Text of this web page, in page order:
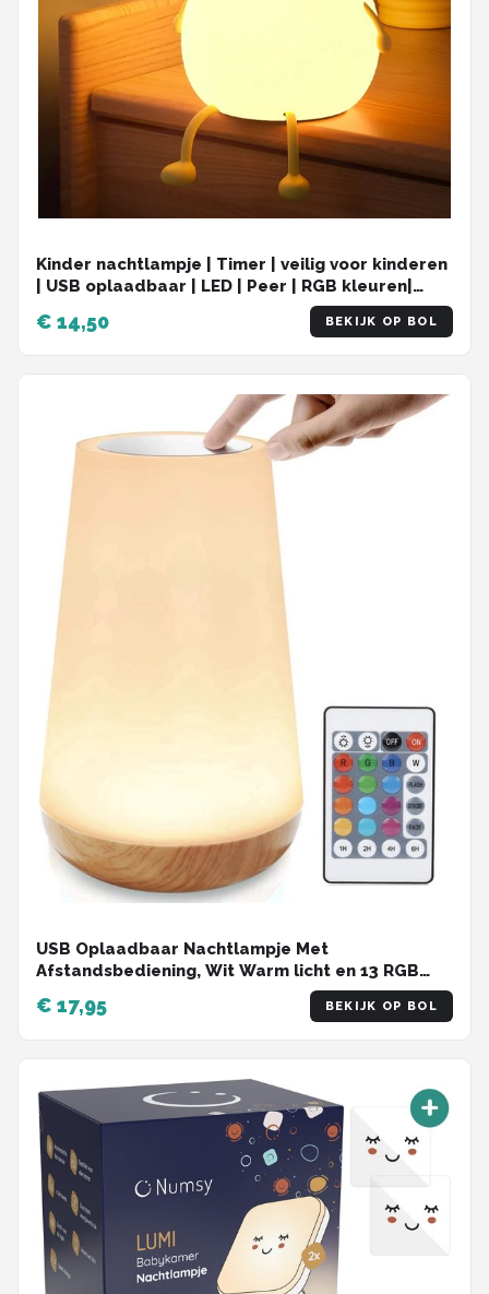
Kinder nachtlampje | Timer | veilig voor kinderen
| USB oplaadbaar | LED | Peer | RGB kleuren|
Dimbaar | Babykamer verlichting
€ 14,50 BEKIJK OP BOL
USB Oplaadbaar Nachtlampje Met
Afstandsbediening, Wit Warm licht en 13 RGB
kleuren - Wake-up Light - Sfeerlamp - LED
verlichting - Leeslamp - Tafellamp - Bedlamp
voor Baby, Kinderen & Volwassenen - Dimbaar -
Touch Control - 15CM
€ 17,95 BEKIJK OP BOL